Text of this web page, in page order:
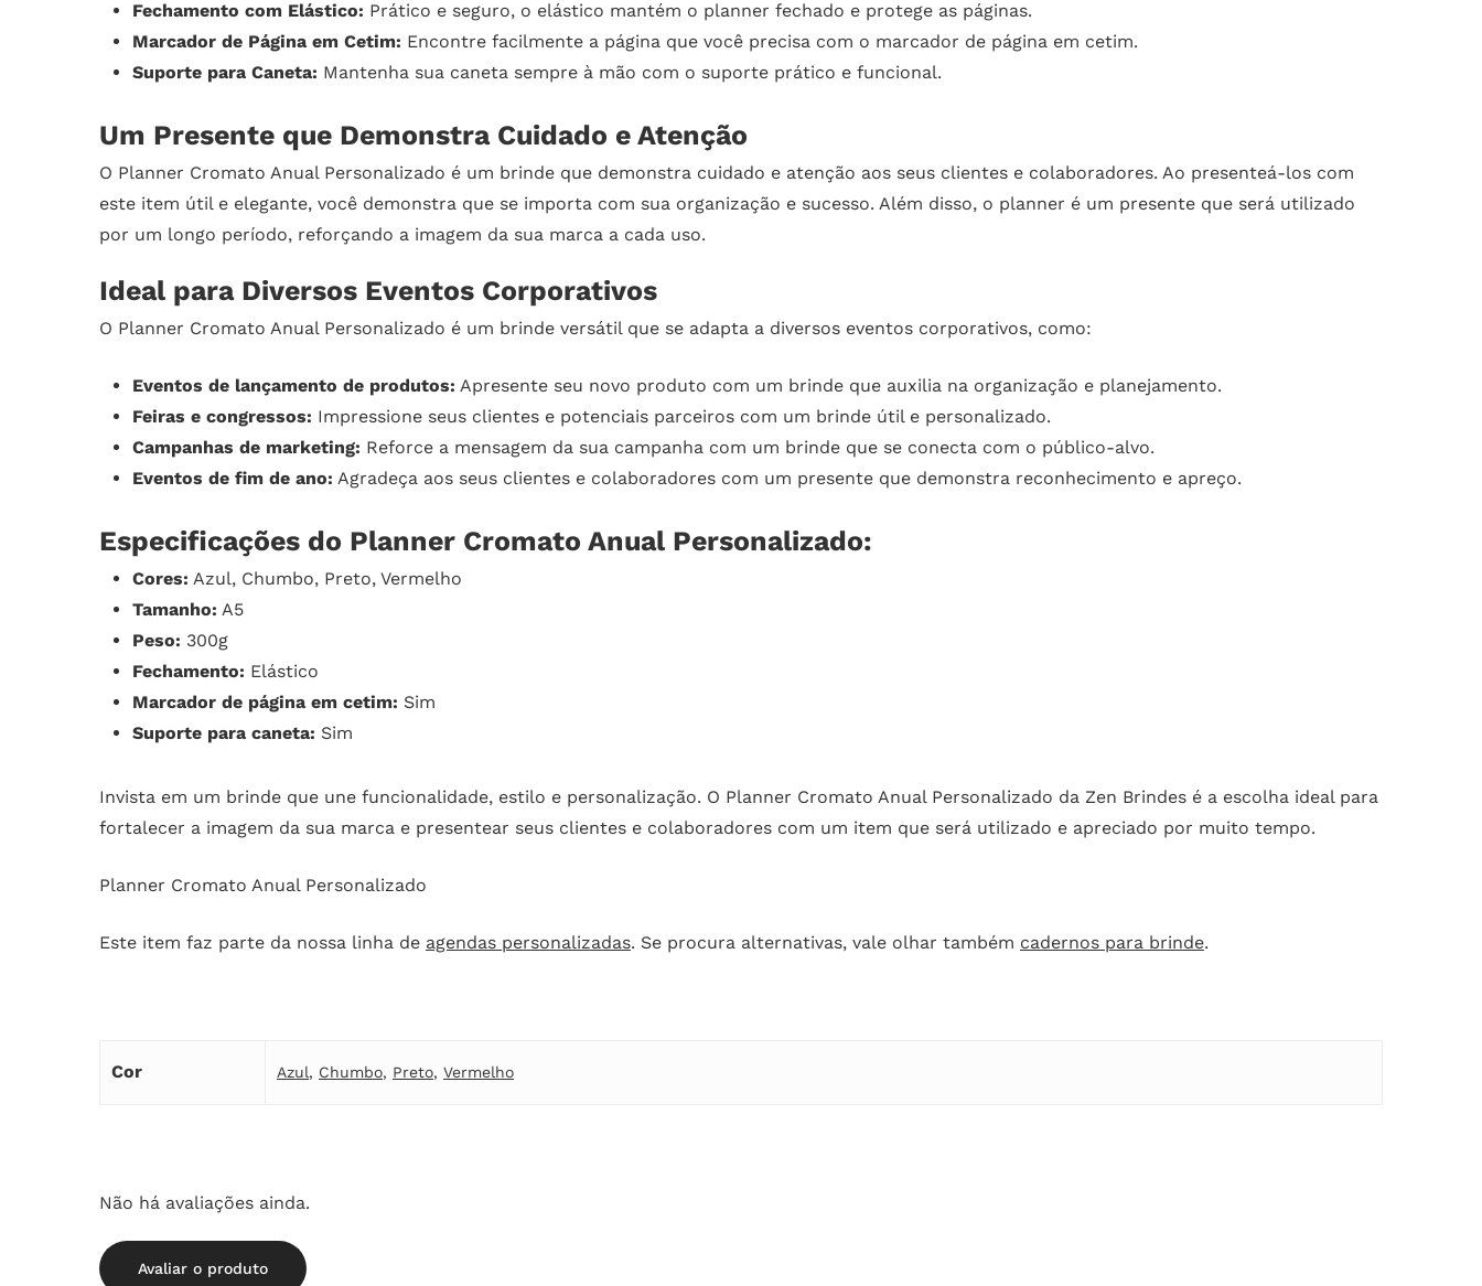
Fechamento com Elástico: Prático e seguro, o elástico mantém o planner fechado e protege as páginas.
Marcador de Página em Cetim: Encontre facilmente a página que você precisa com o marcador de página em cetim.
Suporte para Caneta: Mantenha sua caneta sempre à mão com o suporte prático e funcional.
Um Presente que Demonstra Cuidado e Atenção
O Planner Cromato Anual Personalizado é um brinde que demonstra cuidado e atenção aos seus clientes e colaboradores. Ao presenteá-los com
este item útil e elegante, você demonstra que se importa com sua organização e sucesso. Além disso, o planner é um presente que será utilizado
por um longo período, reforçando a imagem da sua marca a cada uso.
Ideal para Diversos Eventos Corporativos
O Planner Cromato Anual Personalizado é um brinde versátil que se adapta a diversos eventos corporativos, como:
Eventos de lançamento de produtos: Apresente seu novo produto com um brinde que auxilia na organização e planejamento.
Feiras e congressos: Impressione seus clientes e potenciais parceiros com um brinde útil e personalizado.
Campanhas de marketing: Reforce a mensagem da sua campanha com um brinde que se conecta com o público-alvo.
Eventos de fim de ano: Agradeça aos seus clientes e colaboradores com um presente que demonstra reconhecimento e apreço.
Especificações do Planner Cromato Anual Personalizado:
Cores: Azul, Chumbo, Preto, Vermelho
Tamanho: A5
Peso: 300g
Fechamento: Elástico
Marcador de página em cetim: Sim
Suporte para caneta: Sim
Invista em um brinde que une funcionalidade, estilo e personalização. O Planner Cromato Anual Personalizado da Zen Brindes é a escolha ideal para
fortalecer a imagem da sua marca e presentear seus clientes e colaboradores com um item que será utilizado e apreciado por muito tempo.
Planner Cromato Anual Personalizado
Este item faz parte da nossa linha de agendas personalizadas. Se procura alternativas, vale olhar também cadernos para brinde.
Cor Azul, Chumbo, Preto, Vermelho
Não há avaliações ainda.
Avaliar o produto